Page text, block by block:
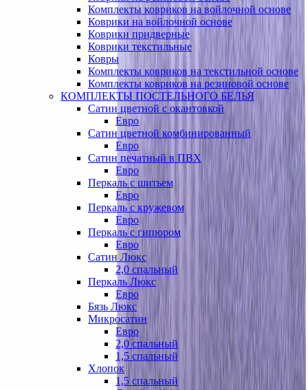
Комплекты ковриков на войлочной основе
Коврики на войлочной основе
Коврики придверные
Коврики текстильные
Ковры
Комплекты ковриков на текстильной основе
Комплекты ковриков на резиновой основе
КОМПЛЕКТЫ ПОСТЕЛЬНОГО БЕЛЬЯ
Сатин цветной с окантовкой
Евро
Сатин цветной комбинированный
Евро
Сатин печатный в ПВХ
Евро
Перкаль с шитьем
Евро
Перкаль с кружевом
Евро
Перкаль с гипюром
Евро
Сатин Люкс
2,0 спальный
Перкаль Люкс
Евро
Бязь Люкс
Микросатин
Евро
2,0 спальный
1,5 спальный
Хлопок
1,5 спальный